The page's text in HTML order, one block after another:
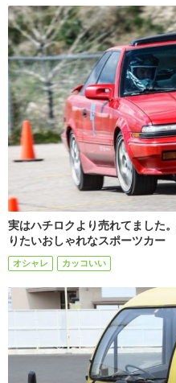
実はハチロクより売れてました
りたいおしゃれなスポーツカー
オシャレ カッコいい